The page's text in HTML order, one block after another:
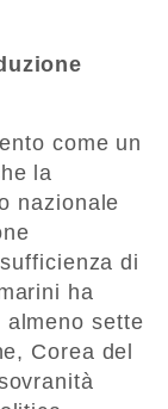
come un
la
nazionale
di
ha
almeno sette
Corea del